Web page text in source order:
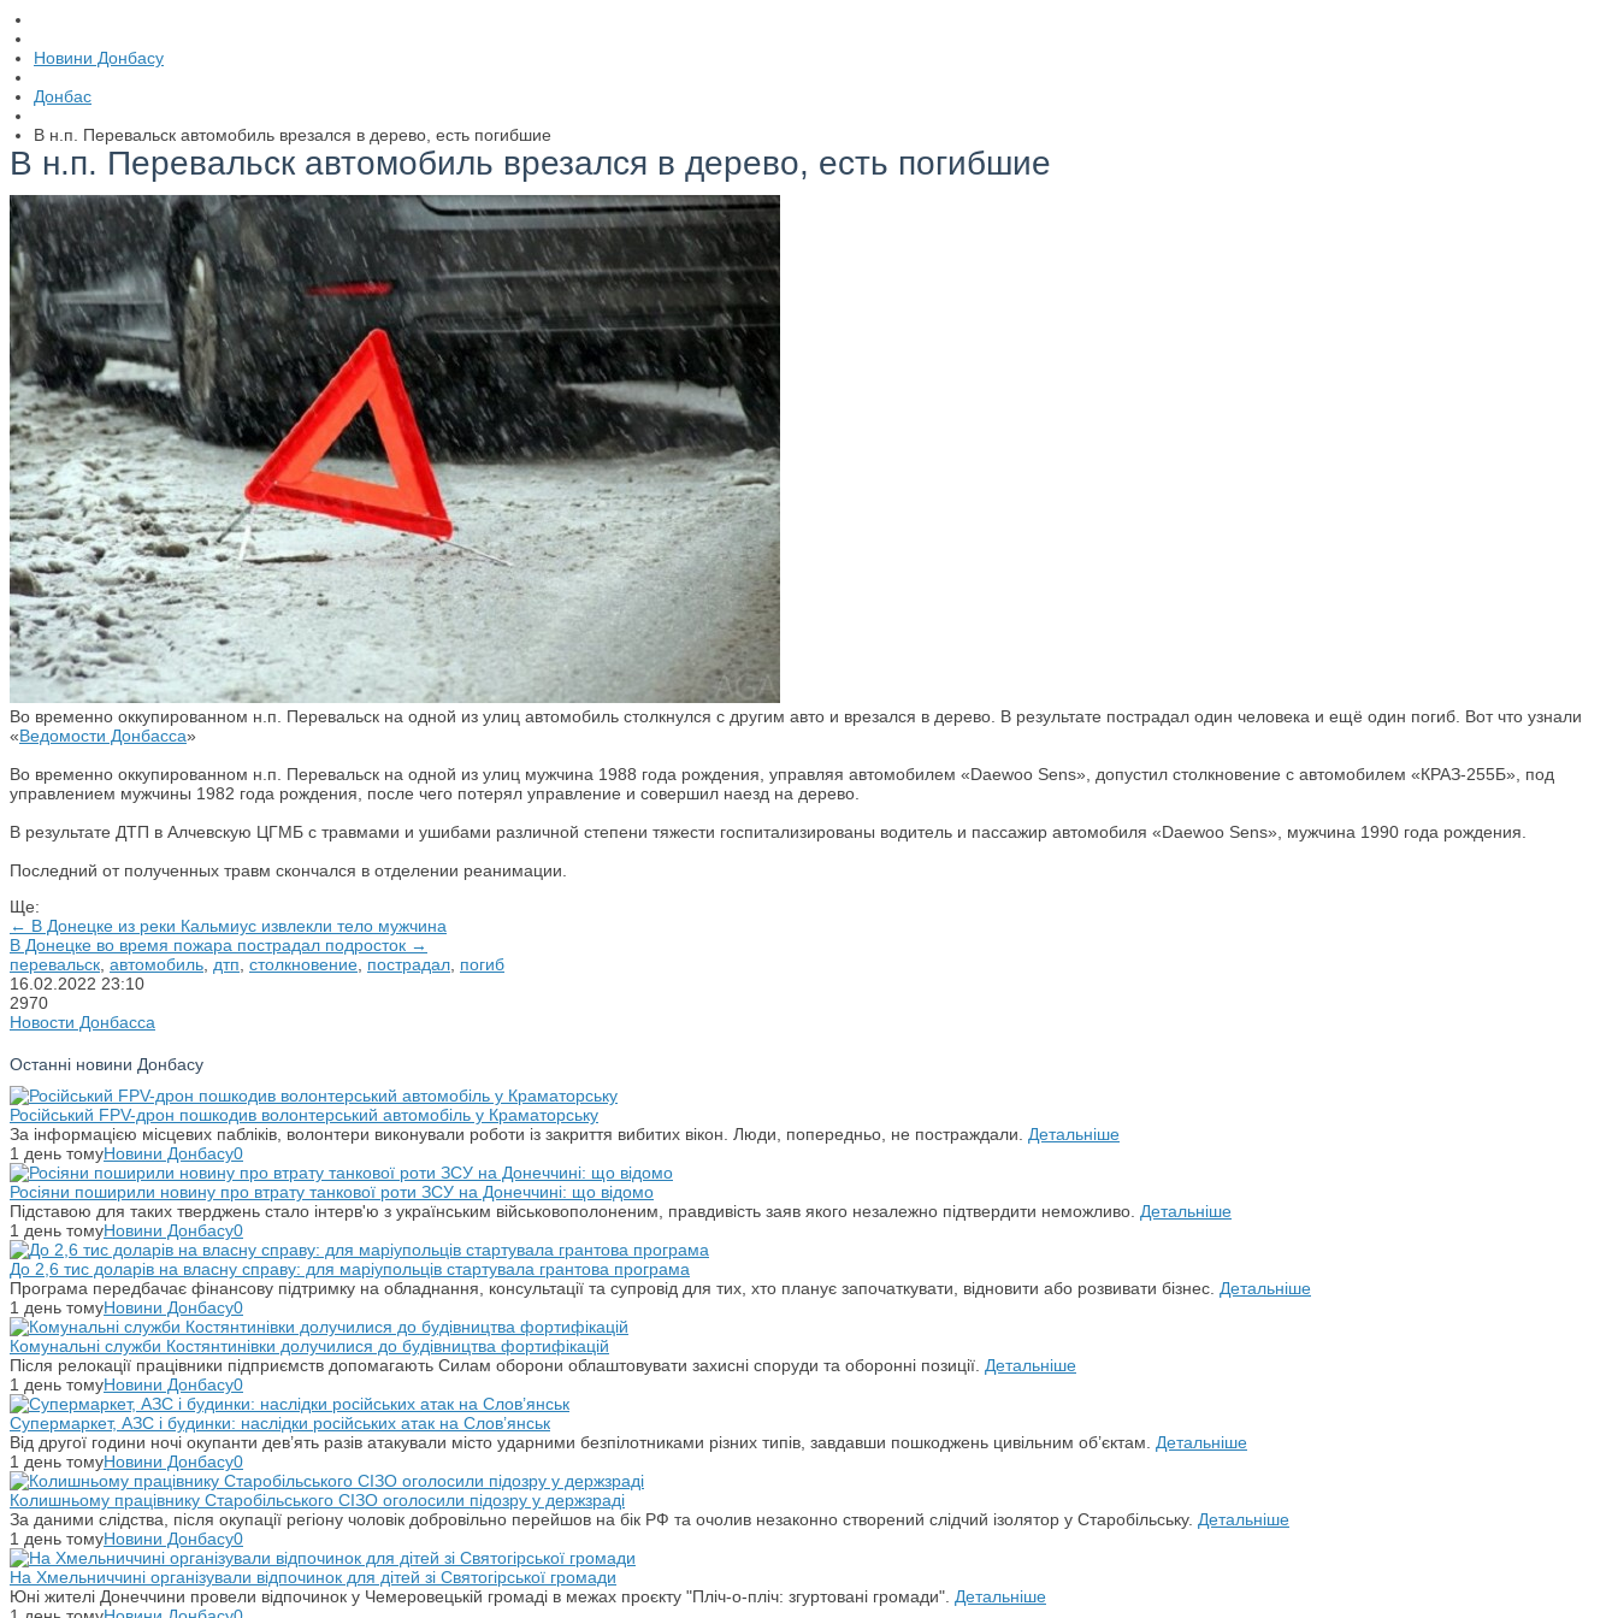
Новини Донбасу
Донбас
В н.п. Перевальск автомобиль врезался в дерево, есть погибшие
В н.п. Перевальск автомобиль врезался в дерево, есть погибшие
Во временно оккупированном н.п. Перевальск на одной из улиц автомобиль столкнулся с другим авто и врезался в дерево. В результате пострадал один человека и ещё один погиб. Вот что узнали
«Ведомости Донбасса»
Во временно оккупированном н.п. Перевальск на одной из улиц мужчина 1988 года рождения, управляя автомобилем «Daewoo Sens», допустил столкновение с автомобилем «КРАЗ-255Б», под
управлением мужчины 1982 года рождения, после чего потерял управление и совершил наезд на дерево.
В результате ДТП в Алчевскую ЦГМБ с травмами и ушибами различной степени тяжести госпитализированы водитель и пассажир автомобиля «Daewoo Sens», мужчина 1990 года рождения.
Последний от полученных травм скончался в отделении реанимации.
Ще:
← В Донецке из реки Кальмиус извлекли тело мужчина
В Донецке во время пожара пострадал подросток →
перевальск автомобиль дтп столкновение пострадал погиб
16.02.2022 23:10
2970
Новости Донбасса
Останні новини Донбасу
Російський FPV-дрон пошкодив волонтерський автомобіль у Краматорську
За інформацією місцевих пабліків, волонтери виконували роботи із закриття вибитих вікон. Люди, попередньо, не постраждали. Детальніше
1 день томуНовини Донбасу0
Росіяни поширили новину про втрату танкової роти ЗСУ на Донеччині: що відомо
Підставою для таких тверджень стало інтерв'ю з українським військовополоненим, правдивість заяв якого незалежно підтвердити неможливо. Детальніше
1 день томуНовини Донбасу0
До 2,6 тис доларів на власну справу: для маріупольців стартувала грантова програма
Програма передбачає фінансову підтримку на обладнання, консультації та супровід для тих, хто планує започаткувати, відновити або розвивати бізнес. Детальніше
1 день томуНовини Донбасу0
Комунальні служби Костянтинівки долучилися до будівництва фортифікацій
Після релокації працівники підприємств допомагають Силам оборони облаштовувати захисні споруди та оборонні позиції. Детальніше
1 день томуНовини Донбасу0
Супермаркет, АЗС і будинки: наслідки російських атак на Слов’янськ
Від другої години ночі окупанти дев’ять разів атакували місто ударними безпілотниками різних типів, завдавши пошкоджень цивільним об’єктам. Детальніше
1 день томуНовини Донбасу0
Колишньому працівнику Старобільського СІЗО оголосили підозру у держзраді
За даними слідства, після окупації регіону чоловік добровільно перейшов на бік РФ та очолив незаконно створений слідчий ізолятор у Старобільську. Детальніше
1 день томуНовини Донбасу0
На Хмельниччині організували відпочинок для дітей зі Святогірської громади
Юні жителі Донеччини провели відпочинок у Чемеровецькій громаді в межах проєкту "Пліч-о-пліч: згуртовані громади". Детальніше